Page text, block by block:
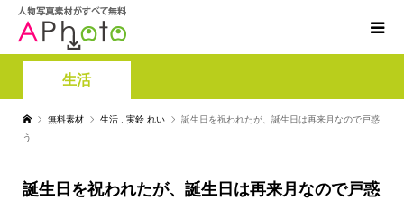
生活
無料素材 生活 実鈴 れい
誕生日を祝われたが、誕生日は再来月なので戸惑
う
誕生日を祝われたが、誕生日は再来月なので戸惑